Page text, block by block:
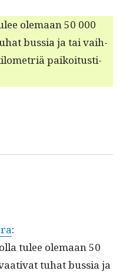
ole­maan 50 000
bus­sia ja tai vai­h­
paikoi­tusti­
:
tulee ole­maan 50
tuhat bus­sia ja